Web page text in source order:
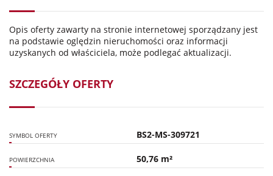
Opis oferty zawarty na stronie internetowej sporządzany jest
na podstawie oględzin nieruchomości oraz informacji
uzyskanych od właściciela, może podlegać aktualizacji.
SZCZEGÓŁY OFERTY
SYMBOL OFERTY BS2-MS-309721
POWIERZCHNIA 50,76 m²